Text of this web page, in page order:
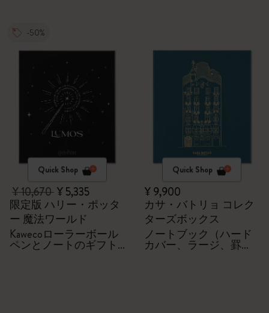
-50%
Quick Shop
¥ 10,670¥ 5,335
限定版 ハリー・ポッタ
ー 魔法ワールド
Kawecoローラーボール
ペンとノートのギフト
Quick Shop
¥ 9,900
カサ・バトリョ コレク
ターズボックス
ノートブック（ハード
カバー、ラージ、罫